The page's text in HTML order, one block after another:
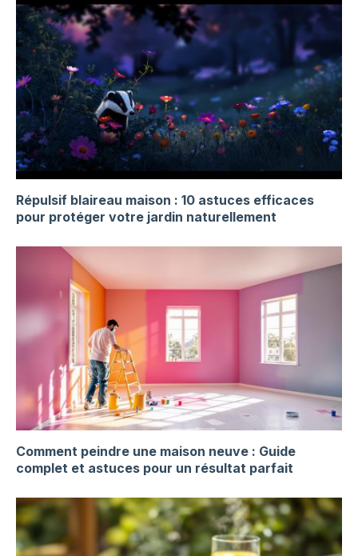
Répulsif blaireau maison : 10 astuces efficaces
pour protéger votre jardin naturellement
Comment peindre une maison neuve : Guide
complet et astuces pour un résultat parfait